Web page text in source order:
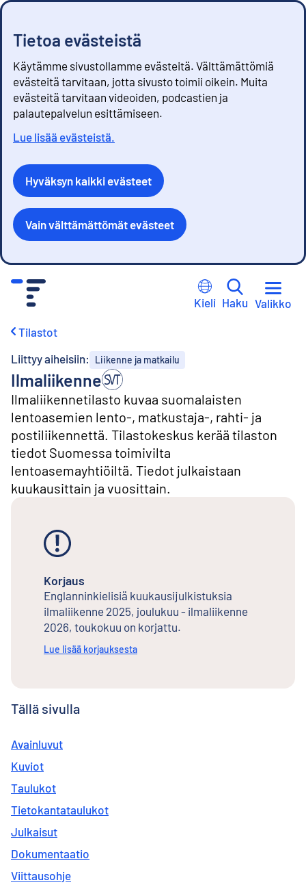
Tietoa evästeistä
Käytämme sivustollamme evästeitä. Välttämättömiä
evästeitä tarvitaan, jotta sivusto toimii oikein. Muita
evästeitä tarvitaan videoiden, podcastien ja
palautepalvelun esittämiseen.
Lue lisää evästeistä.
Hyväksyn kaikki evästeet
Vain välttämättömät evästeet
Kieli Haku Valikko
Tilastot
Liittyy aiheisiin:
Liikenne ja matkailu
Ilmaliikenne
Ilmaliikennetilasto kuvaa suomalaisten
lentoasemien lento-, matkustaja-, rahti- ja
postiliikennettä. Tilastokeskus kerää tilaston
tiedot Suomessa toimivilta
lentoasemayhtiöiltä. Tiedot julkaistaan
kuukausittain ja vuosittain.
Korjaus
Englanninkielisiä kuukausijulkistuksia
ilmaliikenne 2025, joulukuu - ilmaliikenne
2026, toukokuu on korjattu.
Lue lisää korjauksesta
Tällä sivulla
Avainluvut
Kuviot
Taulukot
Tietokantataulukot
Julkaisut
Dokumentaatio
Viittausohje